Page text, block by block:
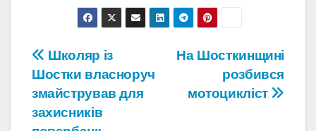
Навігація
записів
На Шосткинщині
розбився
мотоцикліст
Школяр із
Шостки власноруч
змайстрував для
захисників